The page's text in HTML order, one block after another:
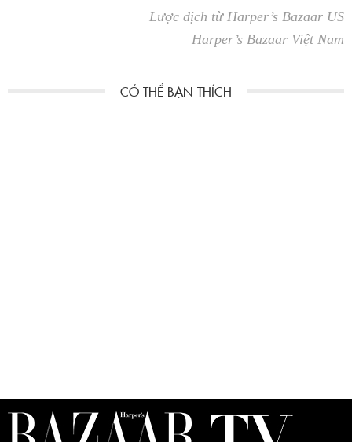
Lược dịch từ Harper’s Bazaar US
Harper’s Bazaar Việt Nam